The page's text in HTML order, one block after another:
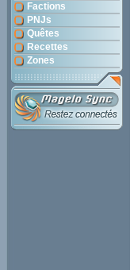
Factions
PNJs
Quêtes
Recettes
Zones